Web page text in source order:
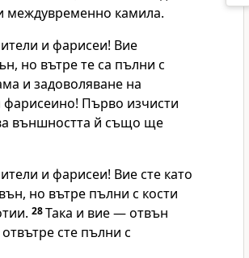
междувременно камила.
и фарисеи! Вие
но вътре те са пълни с
и задоволяване на
фарисеино! Първо изчисти
външността й също ще
и фарисеи! Вие сте като
но вътре пълни с кости
28Така и вие — отвън
сте пълни с